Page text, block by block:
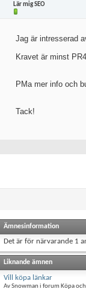
Lär mig SEO
Jag är intresserad
Kravet är minst
PMa mer info och
Tack!
Ämnesinformation
Det är för närvarande 1
Liknande ämnen
Vill köpa länkar
Av Snowman i forum Köpa